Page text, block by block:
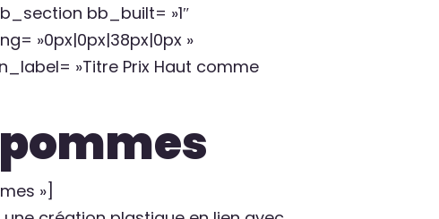
bb_built= »1″
»0px|0px|38px|0px »
»Titre Prix Haut comme
»]